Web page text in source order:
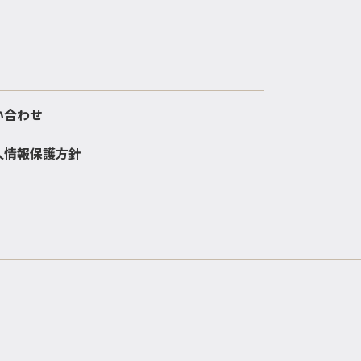
合わせ
情報保護方針